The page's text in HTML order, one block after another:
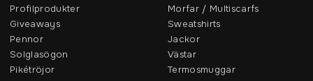
Profilprodukter
Giveaways
Pennor
Solglasögon
Pikétröjor
Morfar / Multiscarfs
Sweatshirts
Jackor
Västar
Termosmuggar